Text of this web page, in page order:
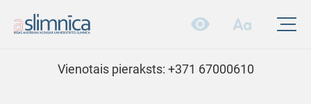
Vienotais pieraksts: +371 67000610